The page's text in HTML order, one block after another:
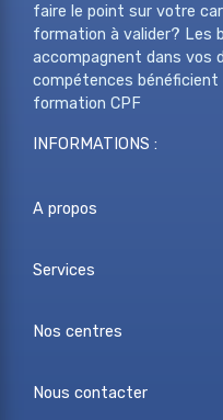
faire le point sur votre
formation à valider? Les
accompagnent dans vos
compétences bénéficient
formation CPF
INFORMATIONS :
A propos
Services
Nos centres
Nous contacter